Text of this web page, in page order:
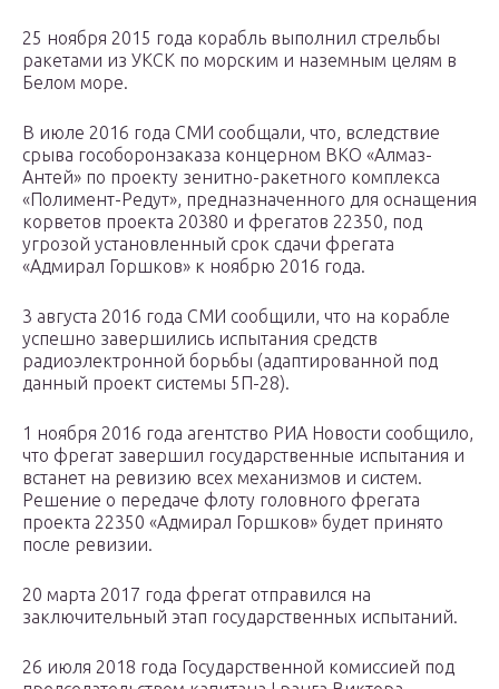
25 ноября 2015 года корабль выполнил стрельбы
ракетами из УКСК по морским и наземным целям в
Белом море.
В июле 2016 года СМИ сообщали, что, вследствие
срыва гособоронзаказа концерном ВКО «Алмаз-
Антей» по проекту зенитно-ракетного комплекса
«Полимент-Редут», предназначенного для оснащения
корветов проекта 20380 и фрегатов 22350, под
угрозой установленный срок сдачи фрегата
«Адмирал Горшков» к ноябрю 2016 года.
3 августа 2016 года СМИ сообщили, что на корабле
успешно завершились испытания средств
радиоэлектронной борьбы (адаптированной под
данный проект системы 5П-28).
1 ноября 2016 года агентство РИА Новости сообщило,
что фрегат завершил государственные испытания и
встанет на ревизию всех механизмов и систем.
Решение о передаче флоту головного фрегата
проекта 22350 «Адмирал Горшков» будет принято
после ревизии.
20 марта 2017 года фрегат отправился на
заключительный этап государственных испытаний.
26 июля 2018 года Государственной комиссией под